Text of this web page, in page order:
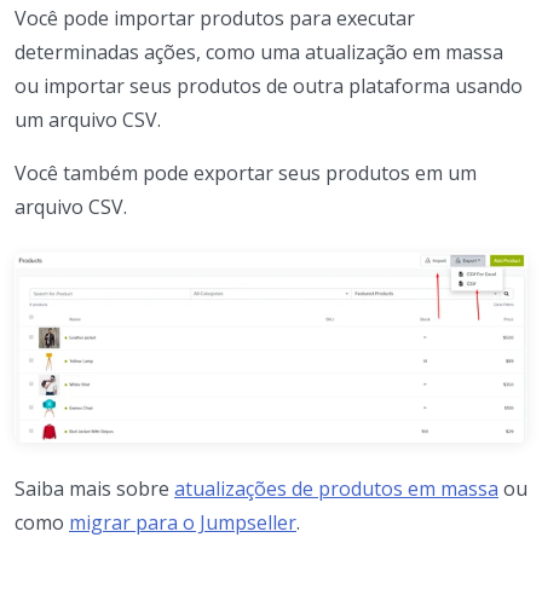
Você pode importar produtos para executar
determinadas ações, como uma atualização em massa
ou importar seus produtos de outra plataforma usando
um arquivo CSV.
Você também pode exportar seus produtos em um
arquivo CSV.
Saiba mais sobre atualizações de produtos em massa ou
como migrar para o Jumpseller.